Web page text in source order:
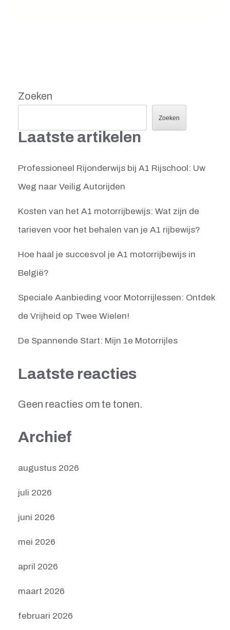
Zoeken
Zoeken
Laatste artikelen
Professioneel Rijonderwijs bij A1 Rijschool: Uw
Weg naar Veilig Autorijden
Kosten van het A1 motorrijbewijs: Wat zijn de
tarieven voor het behalen van je A1 rijbewijs?
Hoe haal je succesvol je A1 motorrijbewijs in
België?
Speciale Aanbieding voor Motorrijlessen: Ontdek
de Vrijheid op Twee Wielen!
De Spannende Start: Mijn 1e Motorrijles
Laatste reacties
Geen reacties om te tonen.
Archief
augustus 2026
juli 2026
juni 2026
mei 2026
april 2026
maart 2026
februari 2026